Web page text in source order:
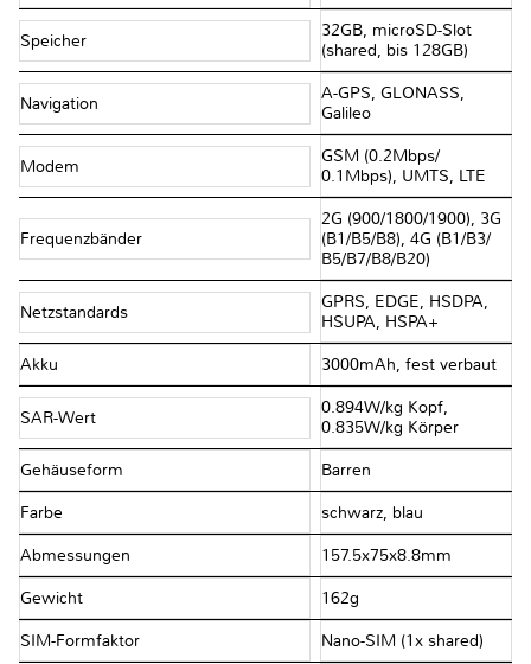
Speicher
32GB, microSD-Slot
(shared, bis 128GB)
Navigation
A-GPS, GLONASS,
Galileo
Modem
GSM (0.2Mbps/​
0.1Mbps), UMTS, LTE
Frequenzbänder
2G (900/​1800/​1900), 3G
(B1/​B5/​B8), 4G (B1/​B3/​
B5/​B7/​B8/​B20)
Netzstandards
GPRS, EDGE, HSDPA,
HSUPA, HSPA+
Akku 3000mAh, fest verbaut
SAR-Wert
0.894W/​kg Kopf,
0.835W/​kg Körper
Gehäuseform Barren
Farbe schwarz, blau
Abmessungen 157.5x75x8.8mm
Gewicht 162g
SIM-Formfaktor Nano-SIM (1x shared)